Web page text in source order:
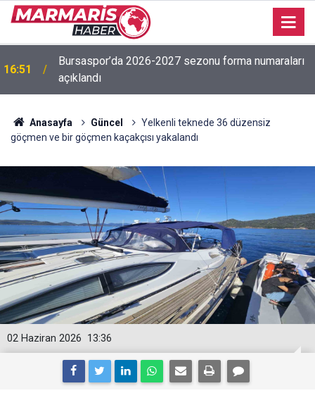
16:51
Bursaspor’da 2026-2027 sezonu forma numaraları
açıklandı
Anasayfa Güncel
Yelkenli teknede 36 düzensiz
göçmen ve bir göçmen kaçakçısı yakalandı
13:36
02 Haziran 2026